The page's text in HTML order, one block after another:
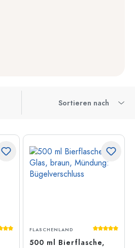
Sortieren nach
Bewertung von 5 von 5
FLASCHENLAND
500 ml Bierflasche,